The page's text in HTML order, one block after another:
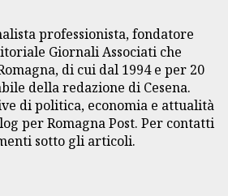
professionista, fondatore
Giornali Associati che
di cui dal 1994 e per 20
della redazione di Cesena.
di politica, economia e attualità
per Romagna Post. Per contatti
sotto gli articoli.